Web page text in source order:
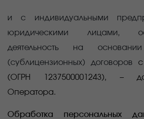
и с индивидуальными
юридическими лицами,
деятельность на
(сублицензионных) договоров
(ОГРН 1237500001243), –
Оператора.
Обработка персональных